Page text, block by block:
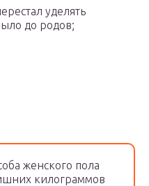
уделять
до родов;
женского пола
килограммов